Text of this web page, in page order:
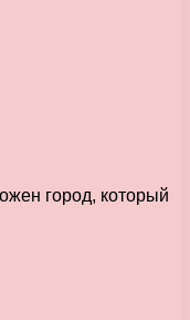
город, который